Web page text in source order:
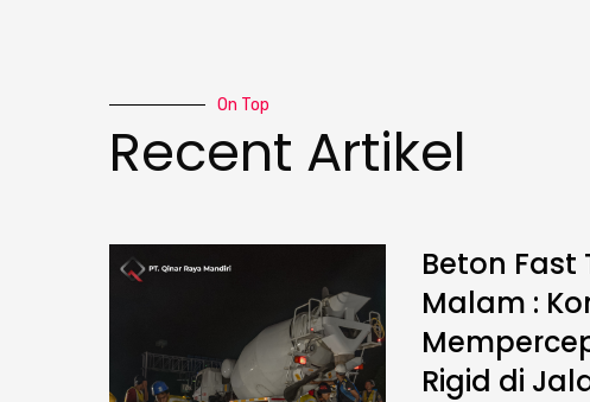
On Top
Recent Artikel
Beton Fast
Malam :
Rigid di